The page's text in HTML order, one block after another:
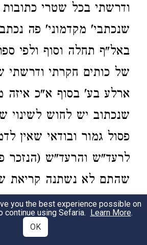
ודרשתי בכל שטרי
שנכתבי' מקדמוני' פה
באל"ף תחלה וסוף ולפי
של כותים חקרתי ודרשתי
ארלע בע' בסוף א"כ איזה
שנכתוב יש לחוש לשינוי
פסול גמור ובודאי שאין
לרעד"ש והרעד"ש (הנזכר
שהתם לא נשתנה קריאת
בנקודה בין שם ישראל
כותים רק כותים קורין
you the best experience possible on
continue using Sefaria. Learn More.
OK